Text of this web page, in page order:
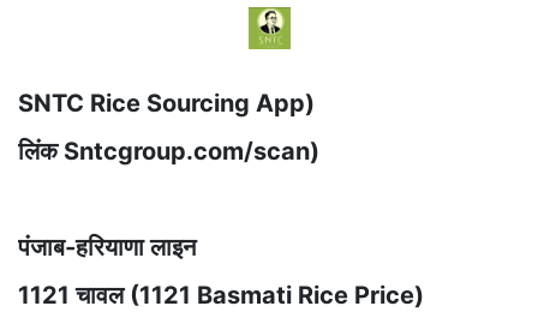
SNTC Rice Sourcing App)
लिंक Sntcgroup.com/scan)
पंजाब-हरियाणा लाइन
1121 चावल (1121 Basmati Rice Price)